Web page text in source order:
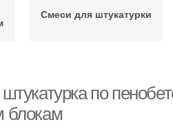
Смеси для штукатурки
по
блокам